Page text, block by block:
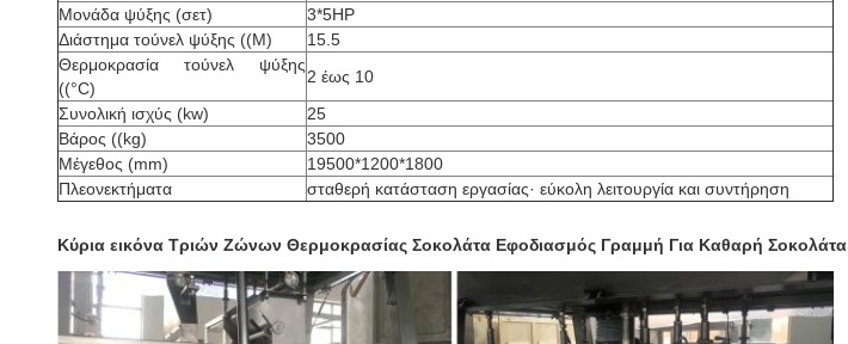
Μονάδα ψύξης (σετ)
3*5HP
Διάστημα τούνελ ψύξης ((M)
15.5
Θερμοκρασία τούνελ ψύξης
((°C)
2 έως 10
Συνολική ισχύς (kw)
25
Βάρος ((kg)
3500
Μέγεθος (mm)
19500*1200*1800
Πλεονεκτήματα
σταθερή κατάσταση εργασίας· εύκολη λειτουργία και συντήρηση
Κύρια εικόνα Τριών Ζώνων Θερμοκρασίας Σοκολάτα Εφοδιασμός Γραμμή Για Καθαρή Σοκολάτα